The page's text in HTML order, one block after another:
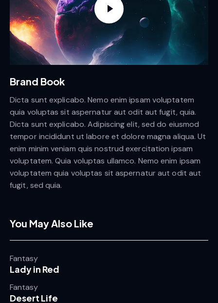
Brand Book
Dicta sunt explicabo. Nemo enim ipsam voluptatem
quia voluptas sit aspernatur aut odit aut fugit, quia.
Dicta sunt explicabo. Adipiscing elit, sed do eiusmod
tempor incididunt ut labore et dolore magna aliqua. Ut
enim minim veniam quis nostrud exercitation ipsam
voluptatem. Quia voluptas ullamco. Nemo enim ipsam
voluptatem quia voluptas sit aspernatur aut odit aut
fugit, sed quia.
You May Also Like
Fantasy
Lady in Red
Fantasy
Desert Life